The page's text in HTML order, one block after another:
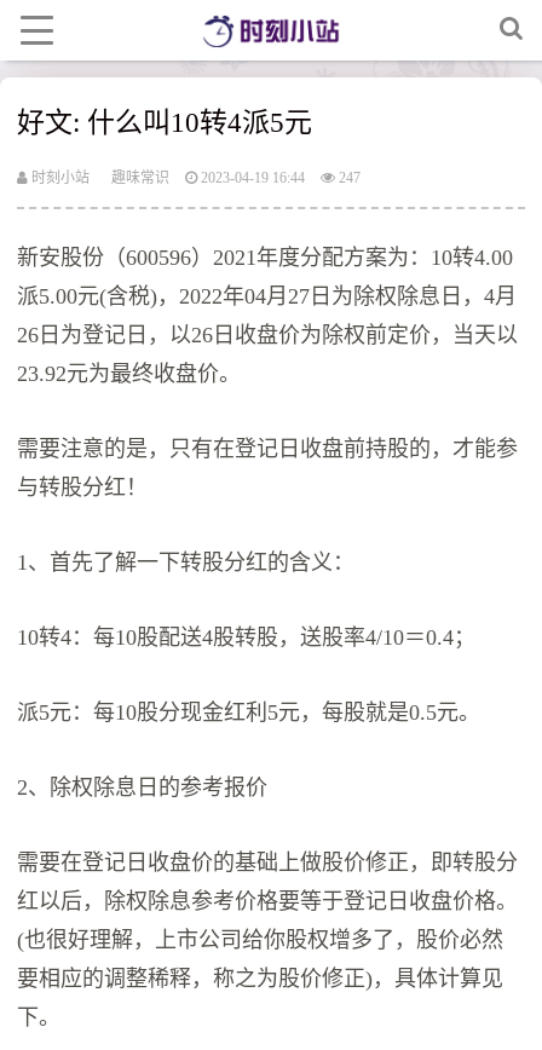
好文: 什么叫10转4派5元
时刻小站 趣味常识 2023-04-19 16:44 247
新安股份（600596）2021年度分配方案为：10转4.00
派5.00元(含税)，2022年04月27日为除权除息日，4月
26日为登记日，以26日收盘价为除权前定价，当天以
23.92元为最终收盘价。
需要注意的是，只有在登记日收盘前持股的，才能参
与转股分红！
1、首先了解一下转股分红的含义：
10转4：每10股配送4股转股，送股率4/10＝0.4；
派5元：每10股分现金红利5元，每股就是0.5元。
2、除权除息日的参考报价
需要在登记日收盘价的基础上做股价修正，即转股分
红以后，除权除息参考价格要等于登记日收盘价格。
(也很好理解，上市公司给你股权增多了，股价必然
要相应的调整稀释，称之为股价修正)，具体计算见
下。